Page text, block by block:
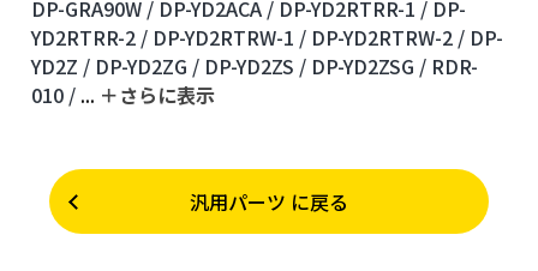
DP-GRA90W / DP-YD2ACA / DP-YD2RTRR-1 / DP-
YD2RTRR-2 / DP-YD2RTRW-1 / DP-YD2RTRW-2 / DP-
YD2Z / DP-YD2ZG / DP-YD2ZS / DP-YD2ZSG / RDR-
010 / ... ＋さらに表⽰
汎用パーツ に戻る